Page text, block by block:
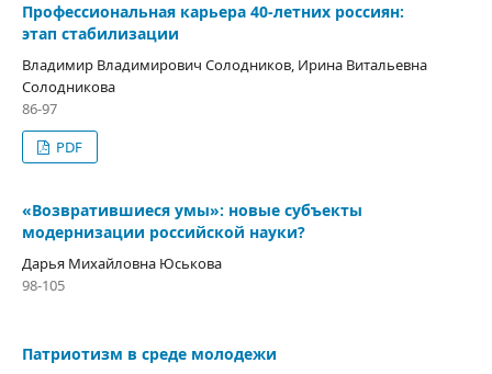
Профессиональная карьера 40-летних россиян:
этап стабилизации
Владимир Владимирович Солодников, Ирина Витальевна
Солодникова
86-97
PDF
«Возвратившиеся умы»: новые субъекты
модернизации российской науки?
Дарья Михайловна Юськова
98-105
Патриотизм в среде молодежи